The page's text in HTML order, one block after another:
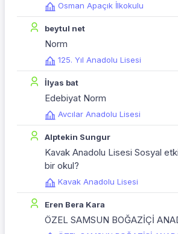
Osman Apaçık İlkokulu
beytul net
Norm
125. Yıl Anadolu Lisesi
İlyas bat
Edebiyat Norm
Avcılar Anadolu Lisesi
Alptekin Sungur
Kavak Anadolu Lisesi Sosyal
bir okul?
Kavak Anadolu Lisesi
Eren Bera Kara
ÖZEL SAMSUN BOĞAZİÇİ